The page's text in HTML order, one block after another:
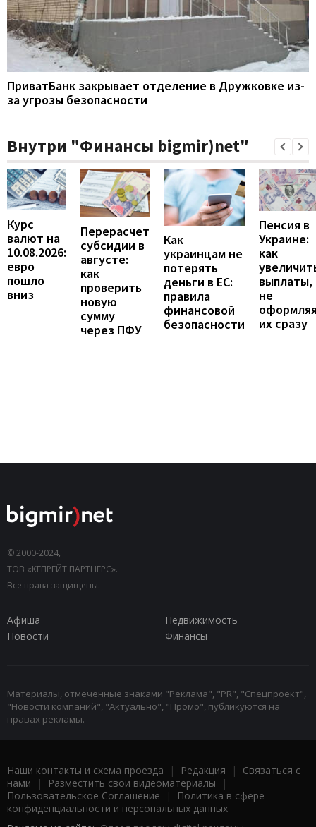
ПриватБанк закрывает отделение в Дружковке из-
за угрозы безопасности
Внутри "Финансы bigmir)net"
Курс
валют на
10.08.2026:
евро
пошло
вниз
Перерасчет
субсидии в
августе:
как
проверить
новую
сумму
через ПФУ
Как
украинцам не
потерять
деньги в ЕС:
правила
финансовой
безопасности
Пенсия в
Украине:
как
выплаты,
не
их сразу
© 2000-2024,
ТОВ «КЕПРЕЙТ ПАРТНЕРС».
Все права защищены.
Афиша
Недвижимость
Новости
Финансы
Материалы, отмеченные знаками "Реклама", "PR", "Спецпроект",
"Новости компаний", "Актуально", "Промо", публикуются на
правах рекламы.
Наши контакты и схема проезда | Редакция | Связаться с
нами | Разместить свои видеоматериалы |
Пользовательское Соглашение |
Политика в сфере
конфиденциальности и персональных данных